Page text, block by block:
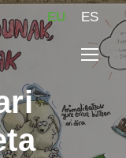
EU ES